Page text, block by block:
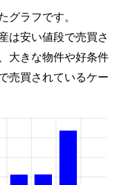
ラフです。
は安い値段で売買さ
大きな物件や好条件
売買されているケー